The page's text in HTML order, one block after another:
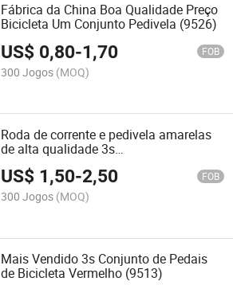
Fábrica da China Boa Qualidade Preço
Bicicleta Um Conjunto Pedivela (9526)
US$ 0,80-1,70 FOB
300 Jogos (MOQ)
Roda de corrente e pedivela amarelas
de alta qualidade 3s
28/38/48t*170mm (9511)
US$ 1,50-2,50 FOB
300 Jogos (MOQ)
Mais Vendido 3s Conjunto de Pedais
de Bicicleta Vermelho (9513)